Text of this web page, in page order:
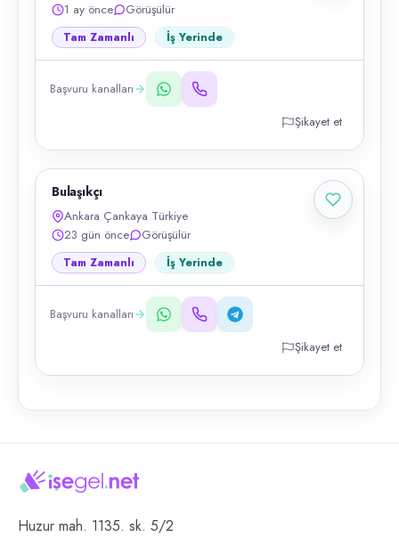
1 ay önce
Görüşülür
Tam Zamanlı İş Yerinde
Başvuru kanalları
Şikayet et
Bulaşıkçı
Ankara Çankaya Türkiye
23 gün önce
Görüşülür
Tam Zamanlı İş Yerinde
Başvuru kanalları
Şikayet et
Huzur mah. 1135. sk. 5/2